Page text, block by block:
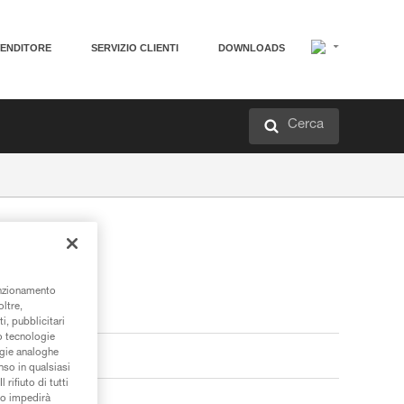
SERVIZIO CLIENTI DOWNLOADS
Cerca
pubblicitari
tecnologie
analoghe
in qualsiasi
rifiuto di tutti
impedirà